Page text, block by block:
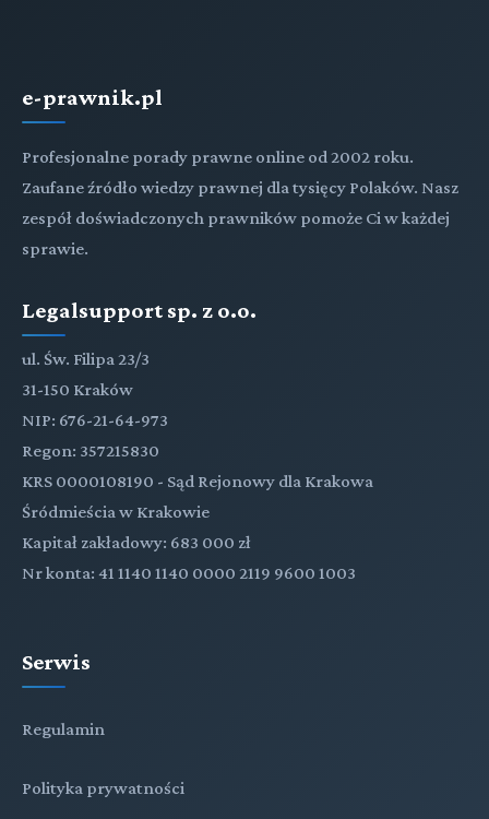
e-prawnik.pl
Profesjonalne porady prawne online od 2002 roku.
Zaufane źródło wiedzy prawnej dla tysięcy Polaków. Nasz
zespół doświadczonych prawników pomoże Ci w każdej
sprawie.
Legalsupport sp. z o.o.
ul. Św. Filipa 23/3
31-150 Kraków
NIP: 676-21-64-973
Regon: 357215830
KRS 0000108190 - Sąd Rejonowy dla Krakowa
Śródmieścia w Krakowie
Kapitał zakładowy: 683 000 zł
Nr konta: 41 1140 1140 0000 2119 9600 1003
Serwis
Regulamin
Polityka prywatności